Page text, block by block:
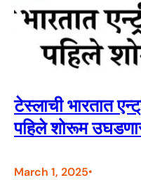
टेस्लाची भारतात
पहिले शोरूम
March 1, 2025•